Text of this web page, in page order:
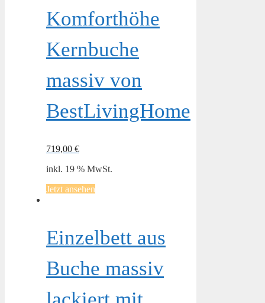
Komforthöhe
Kernbuche
massiv von
BestLivingHome
719,00 €
inkl. 19 % MwSt.
Jetzt ansehen
Einzelbett aus
Buche massiv